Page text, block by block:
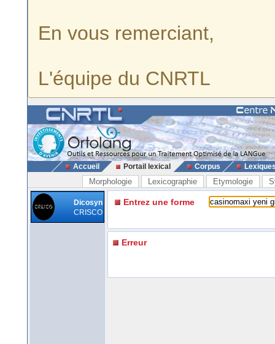
En vous remerciant,
L'équipe du CNRTL
Accueil Portail lexical Corpus
Morphologie Lexicographie Etymologie
Dicosyn
CRISCO
Entrez une forme
Erreur